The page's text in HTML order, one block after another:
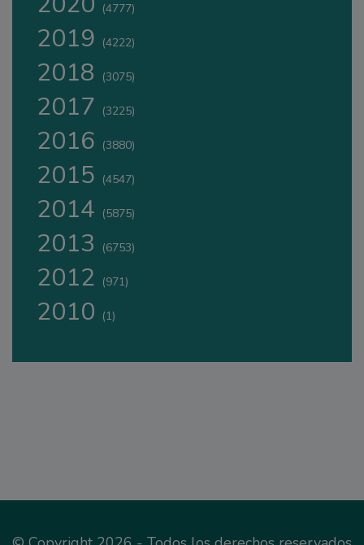
(4777)
2019 (4222)
2018 (3075)
2017 (3225)
2016 (3880)
2015 (4547)
2014 (5875)
2013 (6753)
2012 (971)
2010 (1)